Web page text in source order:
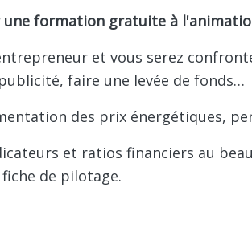
formation gratuite à
et vous serez
faire une levée de fonds…
des prix énergétiques,
et ratios financiers au
de pilotage.